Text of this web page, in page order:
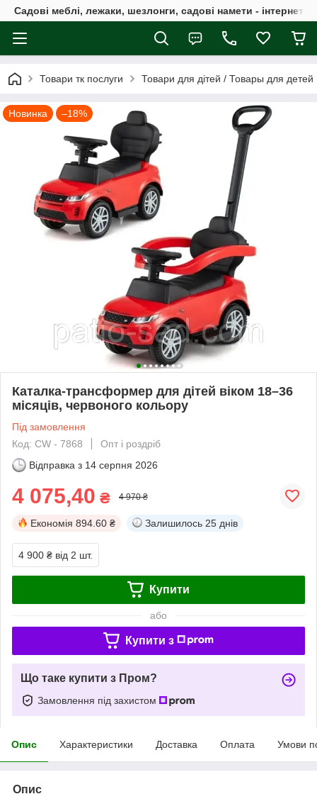
Садові меблі, лежаки, шезлонги, садові намети - інтернет-
Товари тк послуги Товари для дітей / Товары для детей
Новинка –18%
Каталка-трансформер для дітей віком 18–36
місяців, червоного кольору
Під замовлення
Код: CW - 7868
Опт і роздріб
Відправка з 14 серпня 2026
4 075,40 ₴ 4 970 ₴
Економія 894.60 ₴ Залишилось 25 днів
4 900 ₴ від 2 шт.
Купити
або
Купити з
Що таке купити з Пром?
Замовлення під захистом
Опис Характеристики Доставка Оплата Умови
Опис